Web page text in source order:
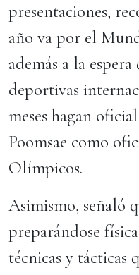
presentaciones,
año va por el
además a la
deportivas
meses hagan
Poomsae como
Olímpicos.
Asimismo, señaló
preparándose
técnicas y tácticas